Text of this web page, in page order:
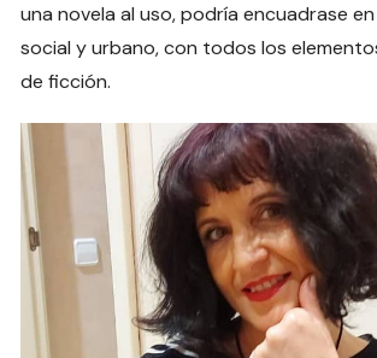
una novela al uso, podría encuadrase
social y urbano, con todos los
de ficción.